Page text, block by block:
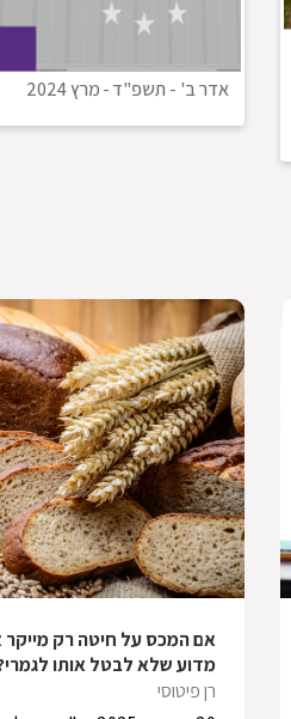
אדר ב' - תשפ"ד-מרץ 2024
אם המכס על חיטה רק
מדוע שלא לבטל אותו
רן פיטוסי